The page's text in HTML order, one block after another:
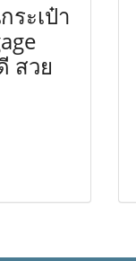
ระเป๋า
สวย